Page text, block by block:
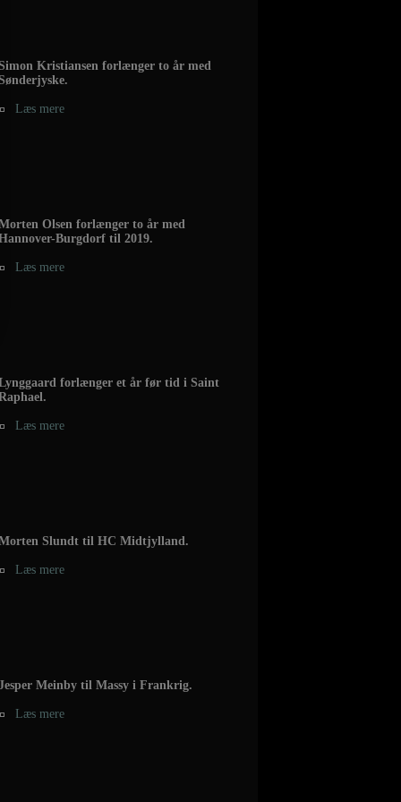
Kristiansen forlænger to år med
Læs mere
Olsen forlænger to år med
Burgdorf til 2019.
Læs mere
forlænger et år før tid i Saint
Læs mere
Slundt til HC Midtjylland.
Læs mere
Meinby til Massy i Frankrig.
Læs mere